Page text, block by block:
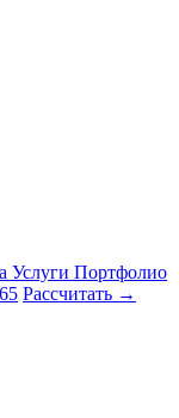
Услуги Портфолио
Рассчитать →